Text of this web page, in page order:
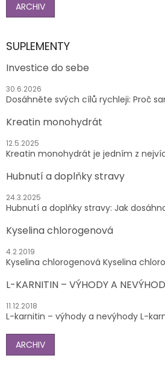
ARCHIV
SUPLEMENTY
Investice do sebe
30.6.2026
Dosáhněte svých cílů rychleji: Proč
Kreatin monohydrát
12.5.2025
Kreatin monohydrát je jedním z
Hubnutí a doplňky stravy
24.3.2025
Hubnutí a doplňky stravy: Jak
Kyselina chlorogenová
4.2.2019
Kyselina chlorogenová Kyselina
L-KARNITIN – VÝHODY A
11.12.2018
L-karnitin – výhody a nevýhody L-
ARCHIV